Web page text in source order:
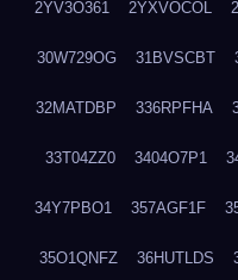
2YV3O361 2YXVOCOL
30W729OG 31BVSCBT
32MATDBP 336RPFHA
33T04ZZ0 3404O7P1
34Y7PBO1 357AGF1F
35O1QNFZ 36HUTLDS